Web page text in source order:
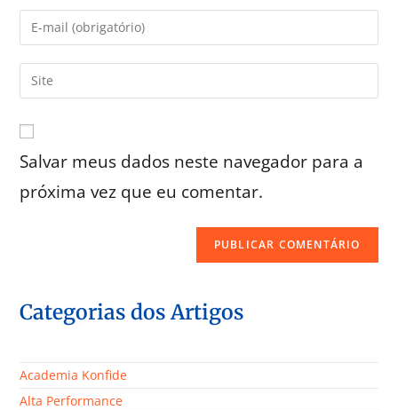
Salvar meus dados neste navegador para a
próxima vez que eu comentar.
Categorias dos Artigos
Academia Konfide
Alta Performance